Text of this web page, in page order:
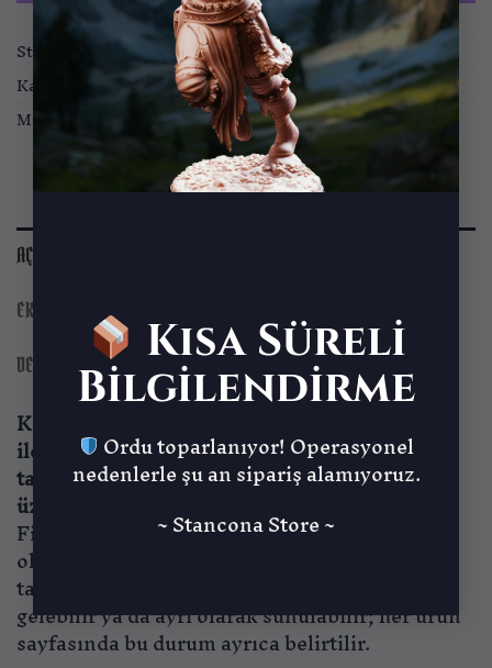
Kısa Süreli
Bilgilendirme
Ordu toparlanıyor! Operasyonel
nedenlerle şu an sipariş alamıyoruz.
~ Stancona Store ~
Stok kodu: NNF-2510-FIG-10
Kategoriler:
Koleksiyon Figürleri
Marka:
Nomnom Figures
AÇIKLAMA
EK BILGI
DEĞERLENDIRMELER (0)
Koleksiyon figürlerimiz yüksek kaliteli reçine
ile üretilmiş olup, detaylı ve özgün
tasarımlarıyla koleksiyonunuza değer katmak
üzere tasarlanmıştır.
Figürler genellikle birleştirilmemiş ve boyasız
olarak gelir. Ürün görsellerinde yer alan
tabanlar veya aksesuarlar ürünle birlikte
gelebilir ya da ayrı olarak sunulabilir; her ürün
sayfasında bu durum ayrıca belirtilir.